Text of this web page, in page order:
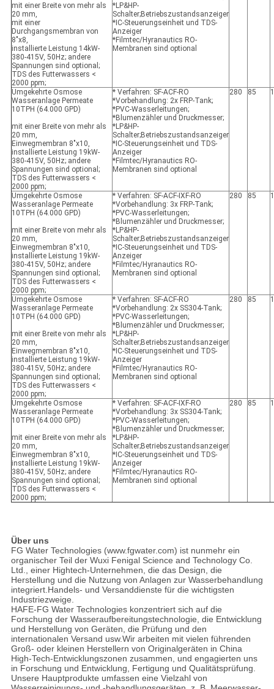
mit einer Breite von mehr als
20 mm,
mit einer
Durchgangsmembran von
8"x8,
installierte Leistung 14kW-
380-415V, 50Hz; andere
Spannungen sind optional;
TDS des Futterwassers <
2000 ppm;
*LP&HP-
Schalter;Betriebszustandsanzeiger
*IC-Steuerungseinheit und TDS-
Anzeiger
*Filmtec/Hyranautics RO-
Membranen sind optional
Umgekehrte Osmose
Wasseranlage Permeate
10TPH (64.000 GPD)
mit einer Breite von mehr als
20 mm,
Einwegmembran 8"x10,
installierte Leistung 19kW-
380-415V, 50Hz; andere
Spannungen sind optional;
TDS des Futterwassers <
2000 ppm;
* Verfahren: SF-ACF-RO
*Vorbehandlung: 2x FRP-Tank;
*PVC-Wasserleitungen;
*Blumenzähler und Druckmesser;
*LP&HP-
Schalter;Betriebszustandsanzeiger
*IC-Steuerungseinheit und TDS-
Anzeiger
*Filmtec/Hyranautics RO-
Membranen sind optional
280 85
Umgekehrte Osmose
Wasseranlage Permeate
10TPH (64.000 GPD)
mit einer Breite von mehr als
20 mm,
Einwegmembran 8"x10,
installierte Leistung 19kW-
380-415V, 50Hz; andere
Spannungen sind optional;
TDS des Futterwassers <
2000 ppm;
* Verfahren: SF-ACF-IXF-RO
*Vorbehandlung: 3x FRP-Tank;
*PVC-Wasserleitungen;
*Blumenzähler und Druckmesser;
*LP&HP-
Schalter;Betriebszustandsanzeiger
*IC-Steuerungseinheit und TDS-
Anzeiger
*Filmtec/Hyranautics RO-
Membranen sind optional
280 85
Umgekehrte Osmose
Wasseranlage Permeate
10TPH (64.000 GPD)
mit einer Breite von mehr als
20 mm,
Einwegmembran 8"x10,
installierte Leistung 19kW-
380-415V, 50Hz; andere
Spannungen sind optional;
TDS des Futterwassers <
2000 ppm;
* Verfahren: SF-ACF-RO
*Vorbehandlung: 2x SS304-Tank;
*PVC-Wasserleitungen;
*Blumenzähler und Druckmesser;
*LP&HP-
Schalter;Betriebszustandsanzeiger
*IC-Steuerungseinheit und TDS-
Anzeiger
*Filmtec/Hyranautics RO-
Membranen sind optional
280 85
Umgekehrte Osmose
Wasseranlage Permeate
10TPH (64.000 GPD)
mit einer Breite von mehr als
20 mm,
Einwegmembran 8"x10,
installierte Leistung 19kW-
380-415V, 50Hz; andere
Spannungen sind optional;
TDS des Futterwassers <
2000 ppm;
* Verfahren: SF-ACF-IXF-RO
*Vorbehandlung: 3x SS304-Tank;
*PVC-Wasserleitungen;
*Blumenzähler und Druckmesser;
*LP&HP-
Schalter;Betriebszustandsanzeiger
*IC-Steuerungseinheit und TDS-
Anzeiger
*Filmtec/Hyranautics RO-
Membranen sind optional
280 85
Über uns
FG Water Technologies (www.fgwater.com) ist nunmehr ein
organischer Teil der Wuxi Fenigal Science and Technology Co.
Ltd., einer Hightech-Unternehmen, die das Design, die
Herstellung und die Nutzung von Anlagen zur Wasserbehandlung
integriert.Handels- und Versanddienste für die wichtigsten
Industriezweige.
HAFE-FG Water Technologies konzentriert sich auf die
Forschung der Wasseraufbereitungstechnologie, die Entwicklung
und Herstellung von Geräten, die Prüfung und den
internationalen Versand usw.Wir arbeiten mit vielen führenden
Groß- oder kleinen Herstellern von Originalgeräten in China
High-Tech-Entwicklungszonen zusammen, und engagierten uns
in Forschung und Entwicklung, Fertigung und Qualitätsprüfung.
Unsere Hauptprodukte umfassen eine Vielzahl von